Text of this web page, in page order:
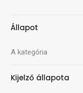
Állapot
A kategória
Kijelző állapota